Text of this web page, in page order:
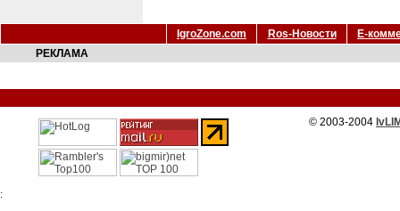
IgroZone.com Ros-Новости
Е-
РЕКЛАМА
© 2003-2004
: